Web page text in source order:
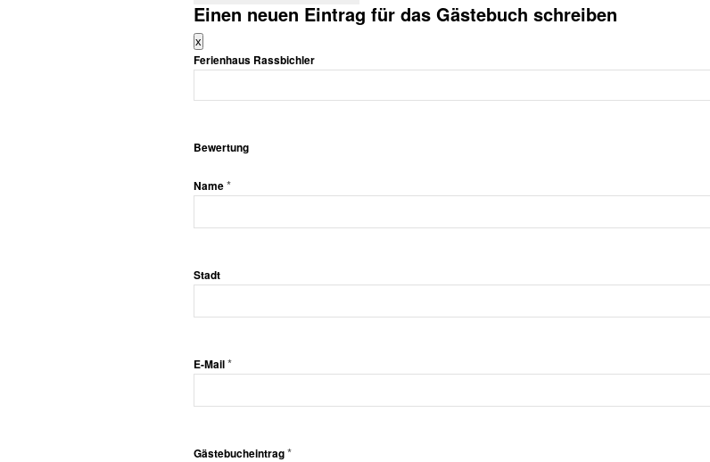
Einen neuen Eintrag für das Gästebuch schreiben
x
Formular
ausblenden
Ferienhaus Rassbichler
Bewertung
Name*
Stadt
E-Mail*
Gästebucheintrag*